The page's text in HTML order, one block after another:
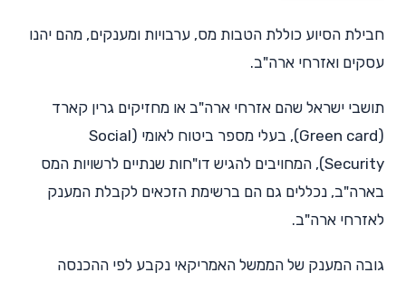
חבילת הסיוע כוללת הטבות מס, ערבויות ומענקים, מהם יהנו
עסקים ואזרחי ארה"ב.
תושבי ישראל שהם אזרחי ארה"ב או מחזיקים גרין קארד
(Green card), בעלי מספר ביטוח לאומי (Social
Security), המחויבים להגיש דו"חות שנתיים לרשויות המס
בארה"ב, נכללים גם הם ברשימת הזכאים לקבלת המענק
לאזרחי ארה"ב.
גובה המענק של הממשל האמריקאי נקבע לפי ההכנסה